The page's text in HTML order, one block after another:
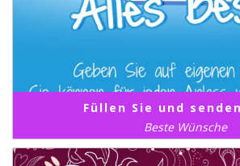
Füllen Sie und
Beste Wünsche